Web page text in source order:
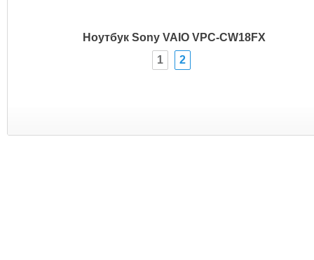
Ноутбук Sony VAIO VPC-CW18FX
1
2